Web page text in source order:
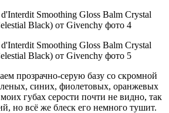
прозрачно-серую базу со скромной
синих, фиолетовых, оранжевых
губах серости почти не видно, так
но всё же блеск его немного тушит.